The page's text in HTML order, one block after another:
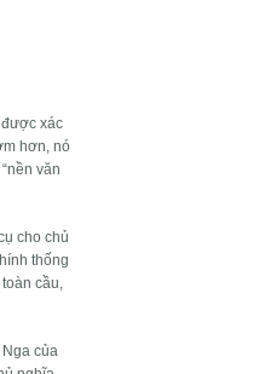
xác
hơn, nó
văn
cho chủ
thống
cầu,
của